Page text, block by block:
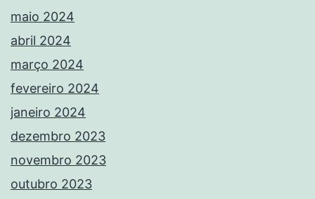
maio 2024
abril 2024
março 2024
fevereiro 2024
janeiro 2024
dezembro 2023
novembro 2023
outubro 2023